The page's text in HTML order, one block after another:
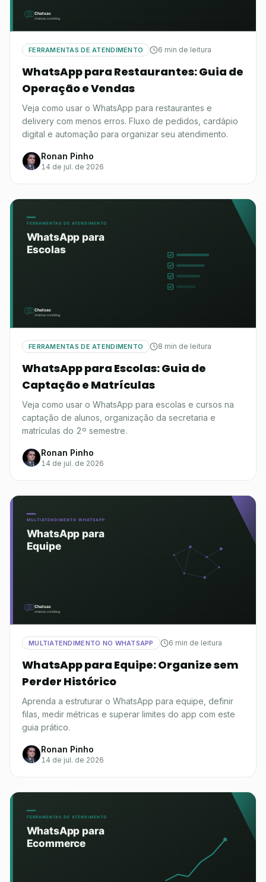
FERRAMENTAS DE ATENDIMENTO 6 min de leitura
WhatsApp para Restaurantes: Guia de
Operação e Vendas
Veja como usar o WhatsApp para restaurantes e
delivery com menos erros. Fluxo de pedidos, cardápio
digital e automação para organizar seu atendimento.
Ronan Pinho
14 de jul. de 2026
FERRAMENTAS DE ATENDIMENTO 8 min de leitura
WhatsApp para Escolas: Guia de
Captação e Matrículas
Veja como usar o WhatsApp para escolas e cursos na
captação de alunos, organização da secretaria e
matrículas do 2º semestre.
Ronan Pinho
14 de jul. de 2026
MULTIATENDIMENTO NO WHATSAPP 6 min de leitura
WhatsApp para Equipe: Organize sem
Perder Histórico
Aprenda a estruturar o WhatsApp para equipe, definir
filas, medir métricas e superar limites do app com este
guia prático.
Ronan Pinho
14 de jul. de 2026